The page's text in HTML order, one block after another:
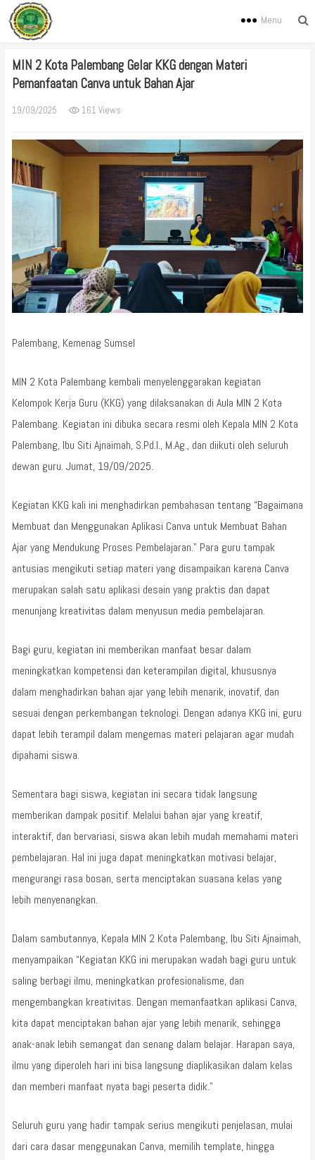
Menu
MIN 2 Kota Palembang Gelar KKG dengan Materi
Pemanfaatan Canva untuk Bahan Ajar
19/09/2025 161 Views
Palembang, Kemenag Sumsel
MIN 2 Kota Palembang kembali menyelenggarakan kegiatan
Kelompok Kerja Guru (KKG) yang dilaksanakan di Aula MIN 2 Kota
Palembang. Kegiatan ini dibuka secara resmi oleh Kepala MIN 2 Kota
Palembang, Ibu Siti Ajnaimah, S.Pd.I., M.Ag., dan diikuti oleh seluruh
dewan guru. Jumat, 19/09/2025.
Kegiatan KKG kali ini menghadirkan pembahasan tentang “Bagaimana
Membuat dan Menggunakan Aplikasi Canva untuk Membuat Bahan
Ajar yang Mendukung Proses Pembelajaran.” Para guru tampak
antusias mengikuti setiap materi yang disampaikan karena Canva
merupakan salah satu aplikasi desain yang praktis dan dapat
menunjang kreativitas dalam menyusun media pembelajaran.
Bagi guru, kegiatan ini memberikan manfaat besar dalam
meningkatkan kompetensi dan keterampilan digital, khususnya
dalam menghadirkan bahan ajar yang lebih menarik, inovatif, dan
sesuai dengan perkembangan teknologi. Dengan adanya KKG ini, guru
dapat lebih terampil dalam mengemas materi pelajaran agar mudah
dipahami siswa.
Sementara bagi siswa, kegiatan ini secara tidak langsung
memberikan dampak positif. Melalui bahan ajar yang kreatif,
interaktif, dan bervariasi, siswa akan lebih mudah memahami materi
pembelajaran. Hal ini juga dapat meningkatkan motivasi belajar,
mengurangi rasa bosan, serta menciptakan suasana kelas yang
lebih menyenangkan.
Dalam sambutannya, Kepala MIN 2 Kota Palembang, Ibu Siti Ajnaimah,
menyampaikan “Kegiatan KKG ini merupakan wadah bagi guru untuk
saling berbagi ilmu, meningkatkan profesionalisme, dan
mengembangkan kreativitas. Dengan memanfaatkan aplikasi Canva,
kita dapat menciptakan bahan ajar yang lebih menarik, sehingga
anak-anak lebih semangat dan senang dalam belajar. Harapan saya,
ilmu yang diperoleh hari ini bisa langsung diaplikasikan dalam kelas
dan memberi manfaat nyata bagi peserta didik.”
Seluruh guru yang hadir tampak serius mengikuti penjelasan, mulai
dari cara dasar menggunakan Canva, memilih template, hingga